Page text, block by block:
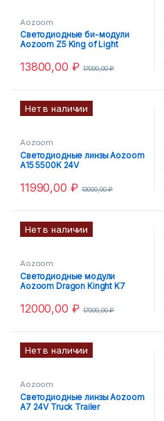
Aozoom
Светодиодные би-модули
Aozoom Z5 King of Light
13800,00 ₽ 17000,00₽
Нет в наличии
Aozoom
Светодиодные линзы Aozoom
A15 5500K 24V
11990,00 ₽ 13000,00₽
Нет в наличии
Aozoom
Светодиодные модули
Aozoom Dragon Kinght K7
12000,00 ₽ 17000,00₽
Нет в наличии
Aozoom
Светодиодные линзы Aozoom
A7 24V Truck Trailer